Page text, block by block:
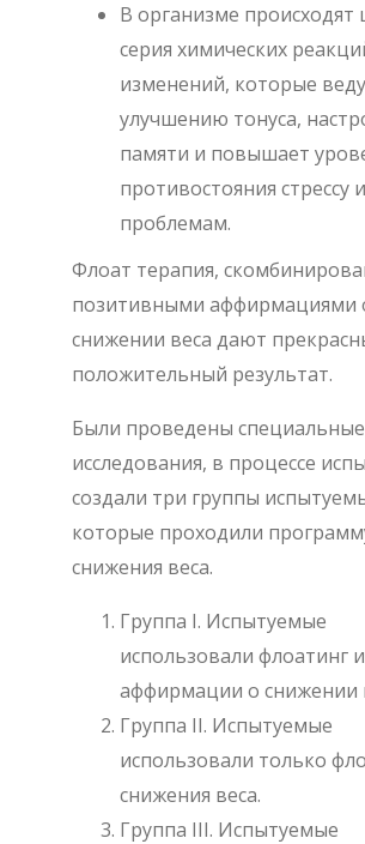
В организме происходят
серия химических
изменений, которые
улучшению тонуса,
памяти и повышает
противостояния стрессу и
проблемам.
Флоат терапия,
позитивными аффирмациями
снижении веса дают
положительный результат.
Были проведены специальные
исследования, в процессе
создали три группы
которые проходили
снижения веса.
Группа I. Испытуемые
использовали флоатинг и
аффирмации о снижении
Группа II. Испытуемые
использовали только
снижения веса.
Группа III. Испытуемые